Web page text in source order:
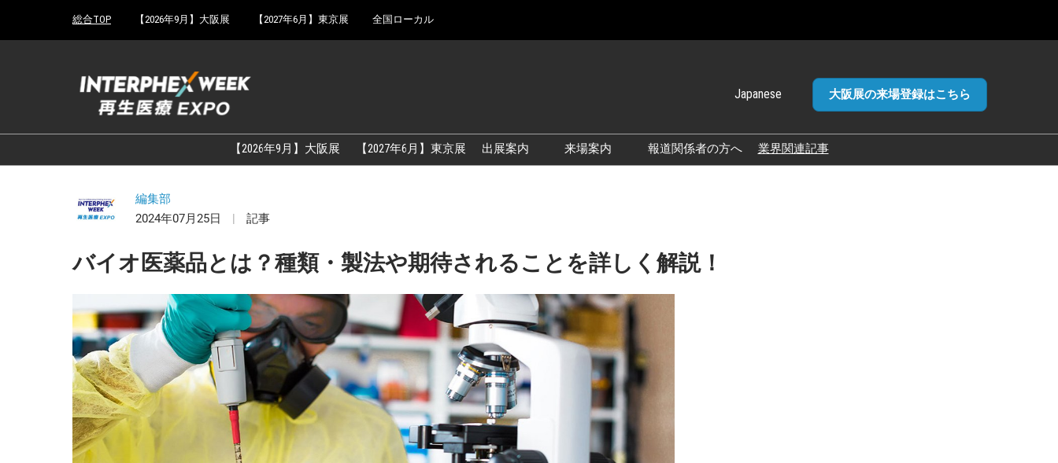
キ
し
to
総合TOP 【2026年9月】大阪展 【2027年6月】東京展 全国ローカル
Japanese
English
大阪展の来場登録はこちら
【2026年9月】大阪展 【2027年6月】東京展 出展案内 来場案内
シー
報道関係者の方へ 業界関連記事
編集部
2024年07月25日
記事
バイオ医薬品とは？種類・製法や期待されることを詳しく解説！